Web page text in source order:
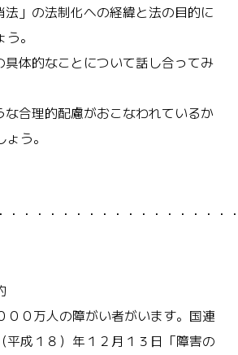
」の法制化への経緯と法の目的に
。
体的なことについて話し合ってみ
合理的配慮がおこなわれているか
う。
・・・・・・・・・・・・・・・・
００万人の障がい者がいます。国連
平成１８）年１２月１３日「障害の